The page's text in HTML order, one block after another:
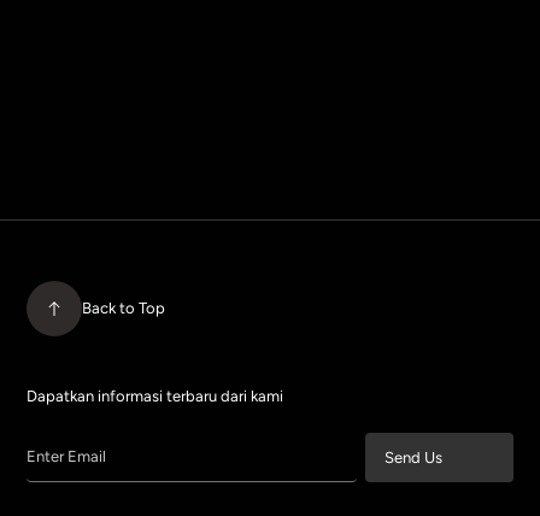
Back to Top
Dapatkan informasi terbaru dari kami
Enter Email Send Us